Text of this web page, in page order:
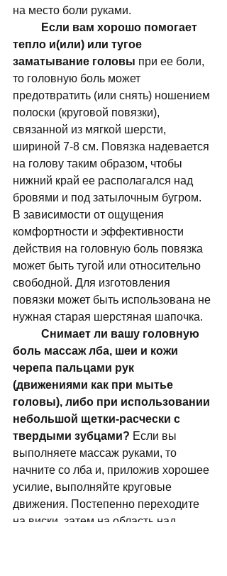
на место боли руками.
Если вам хорошо помогает
тепло и(или) или тугое
заматывание головы при ее боли,
то головную боль может
предотвратить (или снять) ношением
полоски (круговой повязки),
связанной из мягкой шерсти,
шириной 7-8 см. Повязка надевается
на голову таким образом, чтобы
нижний край ее располагался над
бровями и под затылочным бугром.
В зависимости от ощущения
комфортности и эффективности
действия на головную боль повязка
может быть тугой или относительно
свободной. Для изготовления
повязки может быть использована не
нужная старая шерстяная шапочка.
Снимает ли вашу головную
боль массаж лба, шеи и кожи
черепа пальцами рук
(движениями как при мытье
головы), либо при использовании
небольшой щетки-расчески с
твердыми зубцами? Если вы
выполняете массаж руками, то
начните со лба и, приложив хорошее
усилие, выполняйте круговые
движения. Постепенно переходите
на виски, затем на область над